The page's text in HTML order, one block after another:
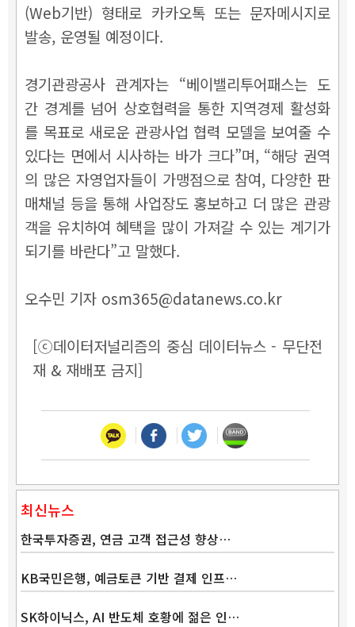
(Web기반) 형태로 카카오톡 또는 문자메시지로
발송, 운영될 예정이다.
경기관광공사 관계자는 “베이밸리투어패스는 도
간 경계를 넘어 상호협력을 통한 지역경제 활성화
를 목표로 새로운 관광사업 협력 모델을 보여줄 수
있다는 면에서 시사하는 바가 크다”며, “해당 권역
의 많은 자영업자들이 가맹점으로 참여, 다양한 판
매채널 등을 통해 사업장도 홍보하고 더 많은 관광
객을 유치하여 혜택을 많이 가져갈 수 있는 계기가
되기를 바란다”고 말했다.
오수민 기자 osm365@datanews.co.kr
[ⓒ데이터저널리즘의 중심 데이터뉴스 - 무단전
재 & 재배포 금지]
최신뉴스
한국투자증권, 연금 고객 접근성 향상…
KB국민은행, 예금토큰 기반 결제 인프…
SK하이닉스, AI 반도체 호황에 젊은 인…